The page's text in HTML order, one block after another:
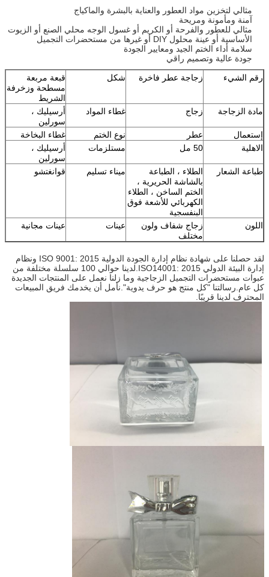
مثالي لتخزين مواد العطور والعناية بالبشرة والماكياج
آمنة ومأمونة ومريحة
مثالي للعطور والفرحة أو الكريم أو غسول الوجه محلي الصنع أو الزيوت
الأساسية أو عينة محلول DIY أو غيرها من مستحضرات التجميل
سلامة أداء الختم الجيد ومعايير الجودة
جودة عالية وتصميم راقي
رقم الشيء
زجاجة عطر فاخرة شكل
قبعة مربعة
مسطحة وزخرفة
الشريط
مادة الزجاجة
زجاج غطاء المواد
أرسيليك ،
سورلين
إستعمال
عطر نوع الختم
غطاء البخاخة
الاهلية
50 مل مستلزمات
أرسيليك ،
سورلين
طباعة الشعار
الطلاء ، الطباعة
بالشاشة الحريرية ،
الختم الساخن ، الطلاء
الكهربائي للأشعة فوق
البنفسجية
ميناء تسليم قوانغتشو
اللون
زجاج شفاف ولون
مختلف
عينات عينات مجانية
لقد حصلنا على شهادة نظام إدارة الجودة الدولية ISO 9001: 2015 ونظام
إدارة البيئة الدولي ISO14001: 2015.لدينا حوالي 100 سلسلة مختلفة من
عبوات مستحضرات التجميل الزجاجية وما زلنا نعمل على المنتجات الجديدة
كل عام.رسالتنا "كل منتج هو حرف يدوية".نأمل أن يخدمك فريق المبيعات
المحترف لدينا قريبًا.